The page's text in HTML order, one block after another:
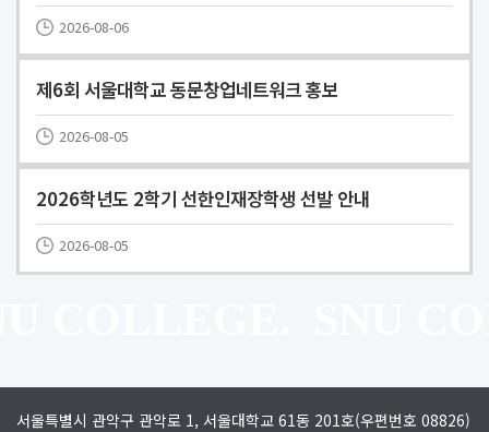
2026-08-06
제6회 서울대학교 동문창업네트워크 홍보
2026-08-05
2026학년도 2학기 선한인재장학생 선발 안내
2026-08-05
서울특별시 관악구 관악로 1, 서울대학교 61동 201호(우편번호 08826)